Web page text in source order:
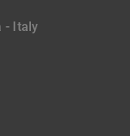
- Italy